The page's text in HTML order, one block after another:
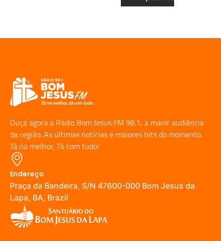
Ouça agora a Rádio Bom Jesus FM 98.1, a maior audiência
da região. As últimas notícias e maiores hits do momento.
Tá na melhor, Tá com tudo!
Endereço
Praça da Bandeira, S/N 47600-000 Bom Jesus da
Lapa, BA, Brazil